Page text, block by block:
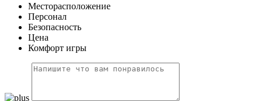
Месторасположение
Персонал
Безопасность
Цена
Комфорт игры